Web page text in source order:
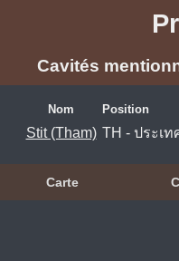
Cavités
Nom Position
Stit (Tham) TH - ประเท
Carte